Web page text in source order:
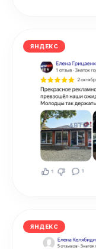
ЯНДЕКС
ЯНДЕКС